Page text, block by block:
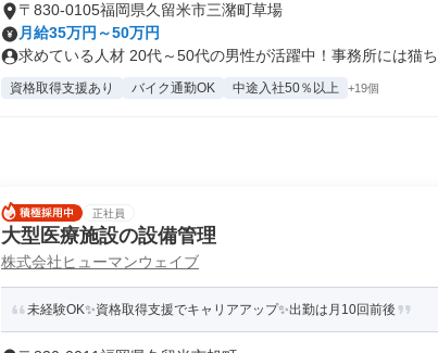
〒830-0105福岡県久留米市三潴町草場
月給35万円～50万円
求めている人材 20代～50代の男性が活躍中！事務所には猫
資格取得支援あり バイク通勤OK 中途入社50％以上 +19個
正社員
大型医療施設の設備管理
株式会社ヒューマンウェイブ
未経験OK✨資格取得支援でキャリアアップ✨出勤は月10回前後